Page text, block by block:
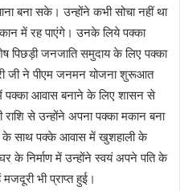
बना सके। उन्होंने कभी सोचा नहीं था
में रह पाएंगे। उनके लिये पक्का
जनजाति समुदाय के लिए पक्का
जी ने पीएम जनमन योजना शुरूआत
आवास बनाने के लिए शासन से
से उन्होंने अपना पक्का मकान बना
के साथ पक्के आवास में खुशहाली के
के निर्माण में उन्होंने स्वयं अपने पति के
भी प्राप्त हुई।